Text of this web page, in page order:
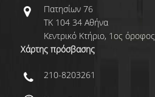
Πατησίων 76
ΤΚ 104 34 Αθήνα
Κεντρικό Κτήριο, 1ος όροφος
Χάρτης πρόσβασης
210-8203261